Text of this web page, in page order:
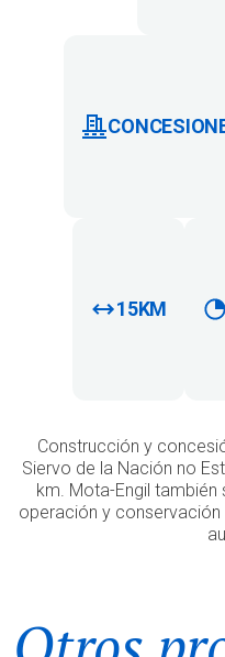
15KM
Construcción y
Siervo de la Nación no
km. Mota-Engil
operación y